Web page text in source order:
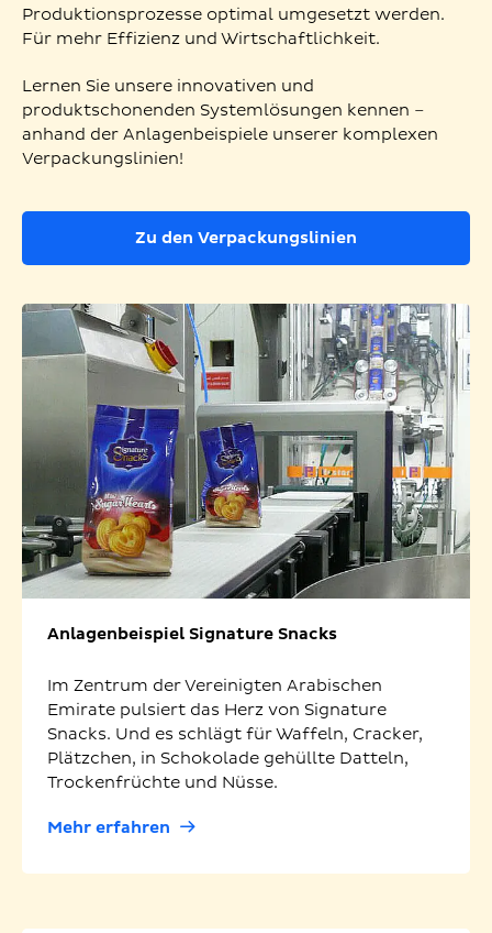
Produktionsprozesse optimal umgesetzt werden.
Für mehr Effizienz und Wirtschaftlichkeit.
Lernen Sie unsere innovativen und
produktschonenden Systemlösungen kennen –
anhand der Anlagenbeispiele unserer komplexen
Verpackungslinien!
Zu den Verpackungslinien
Anlagenbeispiel Signature Snacks
Im Zentrum der Vereinigten Arabischen
Emirate pulsiert das Herz von Signature
Snacks. Und es schlägt für Waffeln, Cracker,
Plätzchen, in Schokolade gehüllte Datteln,
Trockenfrüchte und Nüsse.
Mehr erfahren